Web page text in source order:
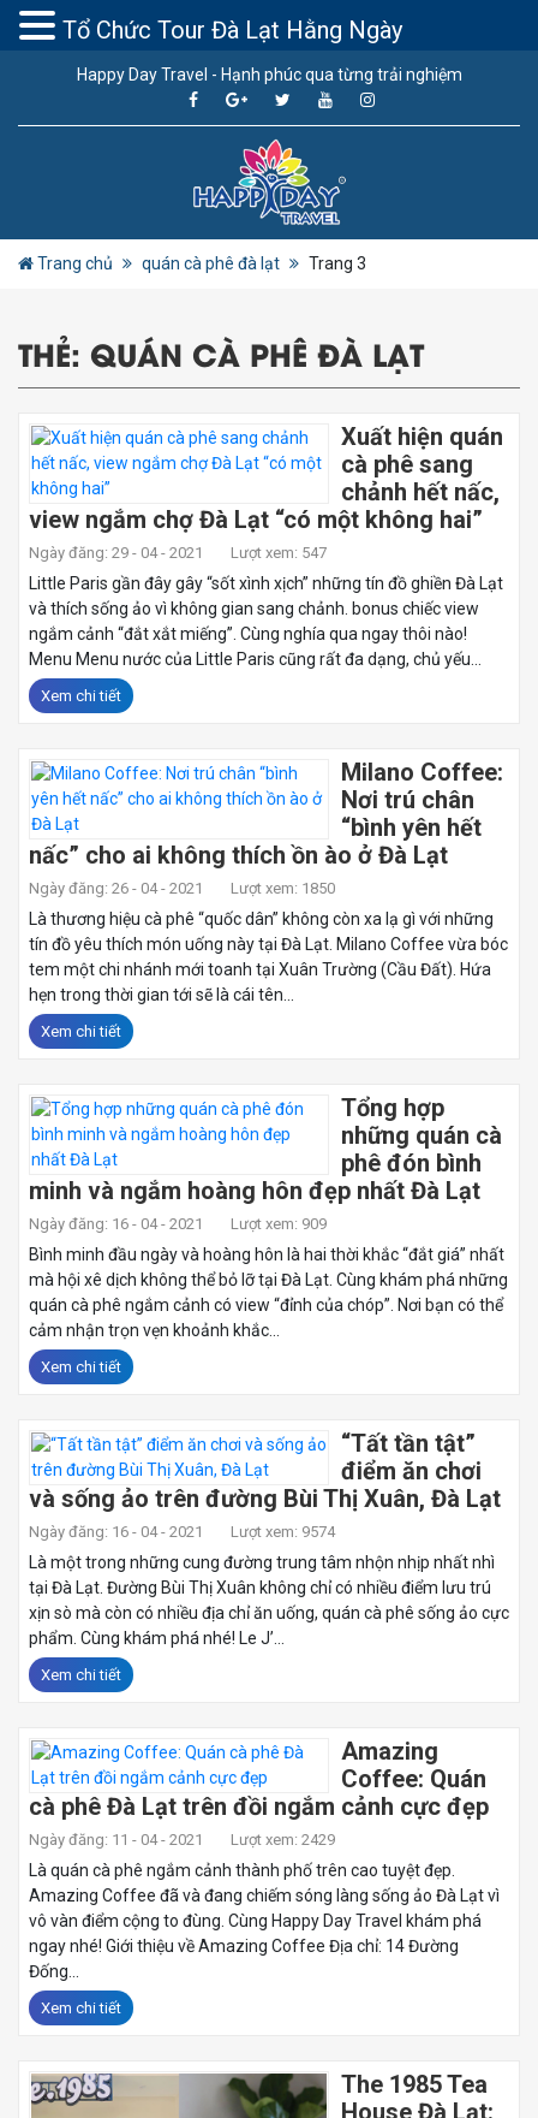
Happy Day Travel - Hạnh phúc qua từng trải nghiệm
Trang chủ quán cà phê đà lạt Trang 3
THẺ: QUÁN CÀ PHÊ ĐÀ LẠT
Xuất hiện quán
cà phê sang
chảnh hết nấc,
view ngắm chợ Đà Lạt “có một không hai”
Ngày đăng: 29 - 04 - 2021 Lượt xem: 547
Little Paris gần đây gây “sốt xình xịch” những tín đồ ghiền Đà Lạt
và thích sống ảo vì không gian sang chảnh. bonus chiếc view
ngắm cảnh “đắt xắt miếng”. Cùng nghía qua ngay thôi nào!
Menu Menu nước của Little Paris cũng rất đa dạng, chủ yếu...
Xem chi tiết
Milano Coffee:
Nơi trú chân
“bình yên hết
nấc” cho ai không thích ồn ào ở Đà Lạt
Ngày đăng: 26 - 04 - 2021 Lượt xem: 1850
Là thương hiệu cà phê “quốc dân” không còn xa lạ gì với những
tín đồ yêu thích món uống này tại Đà Lạt. Milano Coffee vừa bóc
tem một chi nhánh mới toanh tại Xuân Trường (Cầu Đất). Hứa
hẹn trong thời gian tới sẽ là cái tên...
Xem chi tiết
Tổng hợp
những quán cà
phê đón bình
minh và ngắm hoàng hôn đẹp nhất Đà Lạt
Ngày đăng: 16 - 04 - 2021 Lượt xem: 909
Bình minh đầu ngày và hoàng hôn là hai thời khắc “đắt giá” nhất
mà hội xê dịch không thể bỏ lỡ tại Đà Lạt. Cùng khám phá những
quán cà phê ngắm cảnh có view “đỉnh của chóp”. Nơi bạn có thể
cảm nhận trọn vẹn khoảnh khắc...
Xem chi tiết
“Tất tần tật”
điểm ăn chơi
và sống ảo trên đường Bùi Thị Xuân, Đà Lạt
Ngày đăng: 16 - 04 - 2021 Lượt xem: 9574
Là một trong những cung đường trung tâm nhộn nhịp nhất nhì
tại Đà Lạt. Đường Bùi Thị Xuân không chỉ có nhiều điểm lưu trú
xịn sò mà còn có nhiều địa chỉ ăn uống, quán cà phê sống ảo cực
phẩm. Cùng khám phá nhé! Le J’...
Xem chi tiết
Amazing
Coffee: Quán
cà phê Đà Lạt trên đồi ngắm cảnh cực đẹp
Ngày đăng: 11 - 04 - 2021 Lượt xem: 2429
Là quán cà phê ngắm cảnh thành phố trên cao tuyệt đẹp.
Amazing Coffee đã và đang chiếm sóng làng sống ảo Đà Lạt vì
vô vàn điểm cộng to đùng. Cùng Happy Day Travel khám phá
ngay nhé! Giới thiệu về Amazing Coffee Địa chỉ: 14 Đường
Đống...
Xem chi tiết
The 1985 Tea
House Đà Lạt:
Tổ Chức Tour Đà Lạt Hằng Ngày